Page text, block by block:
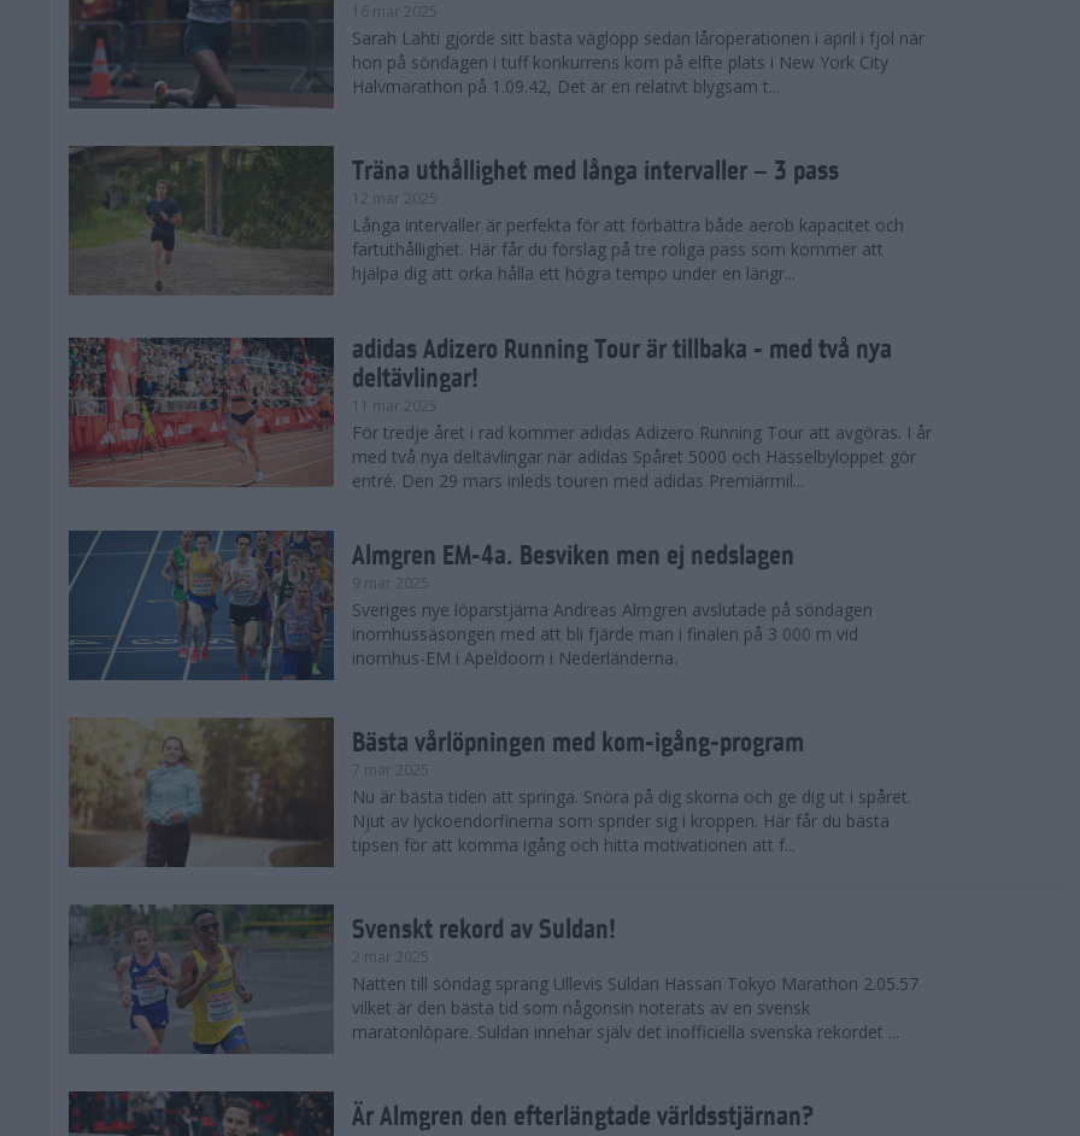
16 mar 2025
Sarah Lahti gjorde sitt bästa väglopp sedan låroperationen i april i fjol när
hon på söndagen i tuff konkurrens kom på elfte plats i New York City
Halvmarathon på 1.09.42, Det är en relativt blygsam t...
Träna uthållighet med långa intervaller – 3 pass
12 mar 2025
Långa intervaller är perfekta för att förbättra både aerob kapacitet och
fartuthållighet. Här får du förslag på tre roliga pass som kommer att
hjälpa dig att orka hålla ett högra tempo under en längr...
adidas Adizero Running Tour är tillbaka - med två nya
deltävlingar!
11 mar 2025
För tredje året i rad kommer adidas Adizero Running Tour att avgöras. I år
med två nya deltävlingar när adidas Spåret 5000 och Hässelbyloppet gör
entré. Den 29 mars inleds touren med adidas Premiärmil...
Almgren EM-4a. Besviken men ej nedslagen
9 mar 2025
Sveriges nye löparstjärna Andreas Almgren avslutade på söndagen
inomhussäsongen med att bli fjärde man i finalen på 3 000 m vid
inomhus-EM i Apeldoorn i Nederländerna.
Bästa vårlöpningen med kom-igång-program
7 mar 2025
Nu är bästa tiden att springa. Snöra på dig skorna och ge dig ut i spåret.
Njut av lyckoendorfinerna som sprider sig i kroppen. Här får du bästa
tipsen för att komma igång och hitta motivationen att f...
Svenskt rekord av Suldan!
2 mar 2025
Natten till söndag sprang Ullevis Suldan Hassan Tokyo Marathon 2.05.57
vilket är den bästa tid som någonsin noterats av en svensk
maratonlöpare. Suldan innehar själv det inofficiella svenska rekordet ...
Är Almgren den efterlängtade världsstjärnan?